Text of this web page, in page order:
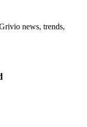
news, trends,